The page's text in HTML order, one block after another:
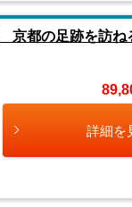
京都の足跡を訪ね
詳細を